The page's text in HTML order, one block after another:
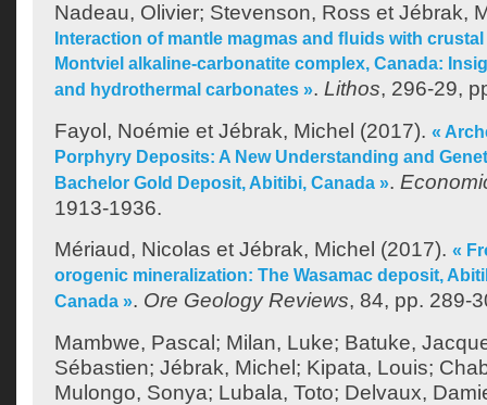
Nadeau, Olivier; Stevenson, Ross et Jébrak,
Interaction of mantle magmas and ﬂuids with
Montviel alkaline-carbonatite complex, Canada:
and hydrothermal carbonates ». Lithos, 296-29,
Fayol, Noémie et Jébrak, Michel (2017). «
Porphyry Deposits: A New Understanding and
Bachelor Gold Deposit, Abitibi, Canada ».
1913-1936.
Mériaud, Nicolas et Jébrak, Michel (2017). «
orogenic mineralization: The Wasamac deposit,
Canada ». Ore Geology Reviews, 84, pp. 289-
Mambwe, Pascal ; Milan, Luke; Batuke,
Sébastien; Jébrak, Michel ; Kipata, Louis;
Mulongo, Sonya; Lubala, Toto; Delvaux,